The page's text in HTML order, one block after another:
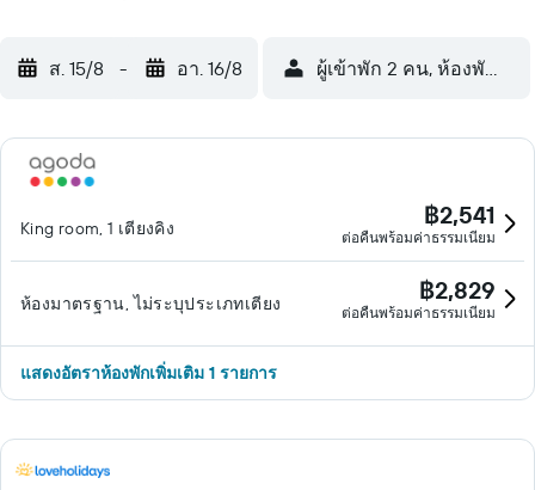
ส. 15/8 - อา. 16/8 ผู้เข้าพัก 2 คน, ห้องพัก 1 ห้
King room, 1 เตียงคิง ฿2,541
ต่อคืนพร้อมค่าธรรมเนียม
ห้องมาตรฐาน, ไม่ระบุประเภทเตียง ฿2,829
ต่อคืนพร้อมค่าธรรมเนียม
แสดงอัตราห้องพักเพิ่มเติม 1 รายการ